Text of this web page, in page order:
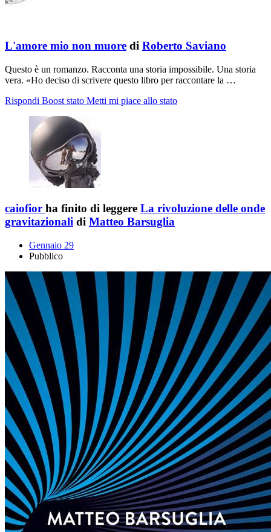
L'amore mio non muore di Roberto Saviano
Questo è un romanzo. Racconta una storia impossibile. Una storia
vera. «Ho deciso di scrivere questo libro per raccontare la …
Rispondi Boost stato Metti mi piace allo stato
caiofior ha finito di leggere La rivoluzione delle onde
gravitazionali di Matteo Barsuglia
Gennaio 29
Pubblico